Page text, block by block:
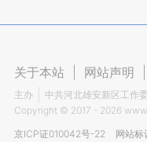
关于本站 网站声明
主办
中共河北雄安新区工作
Copyright © 2017 - 2026
京ICP证010042号-22
网站标